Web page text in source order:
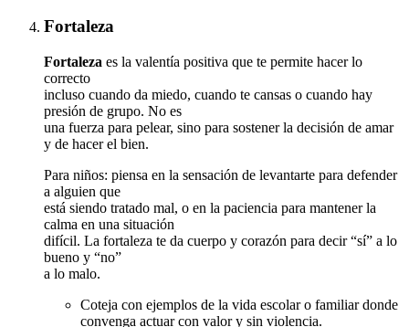
Fortaleza
Fortaleza es la valentía positiva que te permite hacer lo
correcto
incluso cuando da miedo, cuando te cansas o cuando hay
presión de grupo. No es
una fuerza para pelear, sino para sostener la decisión de amar
y de hacer el bien.
Para niños: piensa en la sensación de levantarte para defender
a alguien que
está siendo tratado mal, o en la paciencia para mantener la
calma en una situación
difícil. La fortaleza te da cuerpo y corazón para decir “sí” a lo
bueno y “no”
a lo malo.
Coteja con ejemplos de la vida escolar o familiar donde
convenga actuar con valor y sin violencia.